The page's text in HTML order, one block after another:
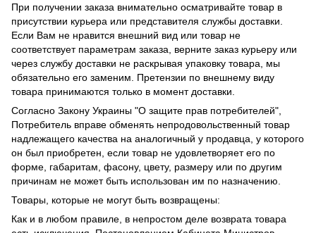
При получении заказа внимательно осматривайте товар в
присутствии курьера или представителя службы доставки.
Если Вам не нравится внешний вид или товар не
соответствует параметрам заказа, верните заказ курьеру или
через службу доставки не раскрывая упаковку товара, мы
обязательно его заменим. Претензии по внешнему виду
товара принимаются только в момент доставки.
Согласно Закону Украины "О защите прав потребителей",
Потребитель вправе обменять непродовольственный товар
надлежащего качества на аналогичный у продавца, у которого
он был приобретен, если товар не удовлетворяет его по
форме, габаритам, фасону, цвету, размеру или по другим
причинам не может быть использован им по назначению.
Товары, которые не могут быть возвращены:
Как и в любом правиле, в непростом деле возврата товара